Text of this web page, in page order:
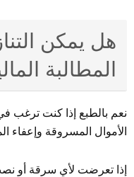
هل يمكن
المطالبة
نعم بالطبع إذا كنت ترغب
الأموال المسروقة وإعفاء
إذا تعرضت لأي سرقة أو